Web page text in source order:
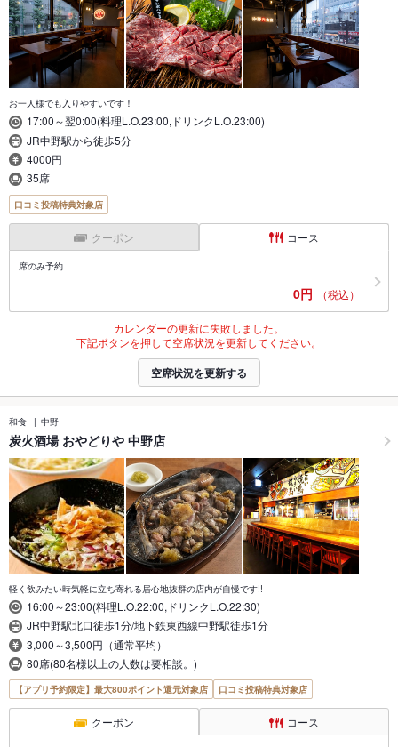
お一人様でも入りやすいです！
17:00～翌0:00(料理L.O.23:00,ドリンクL.O.23:00)
JR中野駅から徒歩5分
4000円
35席
口コミ投稿特典対象店
クーポン コース
席のみ予約
0円 （税込）
カレンダーの更新に失敗しました。
下記ボタンを押して空席状況を更新してください。
空席状況を更新する
和食 中野
炭火酒場 おやどりや 中野店
軽く飲みたい時気軽に立ち寄れる居心地抜群の店内が自慢です!!
16:00～23:00(料理L.O.22:00,ドリンクL.O.22:30)
JR中野駅北口徒歩1分/地下鉄東西線中野駅徒歩1分
3,000～3,500円（通常平均）
80席(80名様以上の人数は要相談。)
【アプリ予約限定】最大800ポイント還元対象店 口コミ投稿特典対象店
クーポン コース